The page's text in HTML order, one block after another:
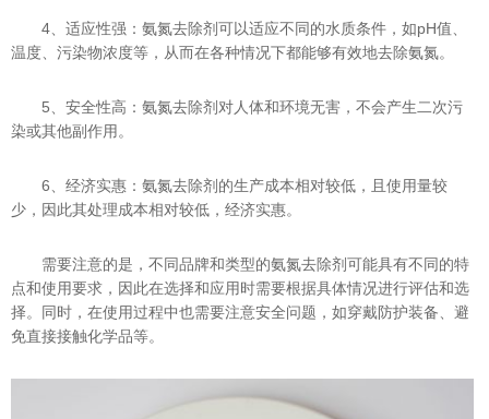
4、适应性强：氨氮去除剂可以适应不同的水质条件，如pH值、
温度、污染物浓度等，从而在各种情况下都能够有效地去除氨氮。
5、安全性高：氨氮去除剂对人体和环境无害，不会产生二次污
染或其他副作用。
6、经济实惠：氨氮去除剂的生产成本相对较低，且使用量较
少，因此其处理成本相对较低，经济实惠。
需要注意的是，不同品牌和类型的氨氮去除剂可能具有不同的特
点和使用要求，因此在选择和应用时需要根据具体情况进行评估和选
择。同时，在使用过程中也需要注意安全问题，如穿戴防护装备、避
免直接接触化学品等。